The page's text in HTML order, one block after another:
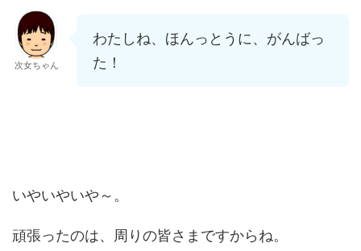
次女ちゃん
わたしね、ほんっとうに、がんばっ
た！
いやいやいや～。
頑張ったのは、周りの皆さまですからね。